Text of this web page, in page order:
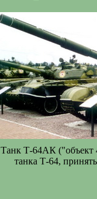
Танк Т-64АК ("объект
танка Т-64,